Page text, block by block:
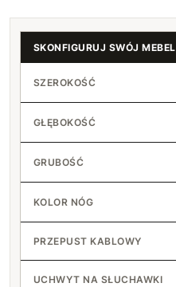
SKONFIGURUJ SWÓJ MEBEL
SZEROKOŚĆ
80 cm
81 cm
82 cm
83 cm
GŁĘBOKOŚĆ
45 cm
46 cm
47 cm
GRUBOŚĆ
18 mm
36 mm
KOLOR NÓG
Czarne 71 cm
Białe 71 cm
PRZEPUST KABLOWY
Nie
UCHWYT NA SŁUCHAWKI